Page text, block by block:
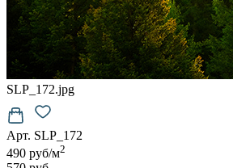
SLP_172.jpg
Арт. SLP_172
490 руб/м2